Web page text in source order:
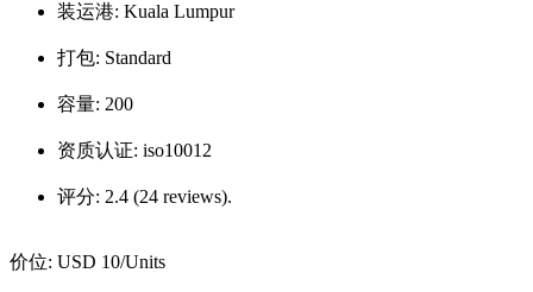
装运港: Kuala Lumpur
打包: Standard
容量: 200
资质认证: iso10012
评分: 2.4 (24 reviews).
价位: USD 10/Units